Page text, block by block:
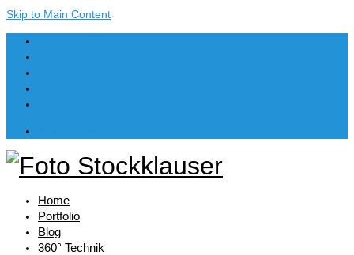
Skip to Main Content
Home
Portfolio
Blog
360° Technik